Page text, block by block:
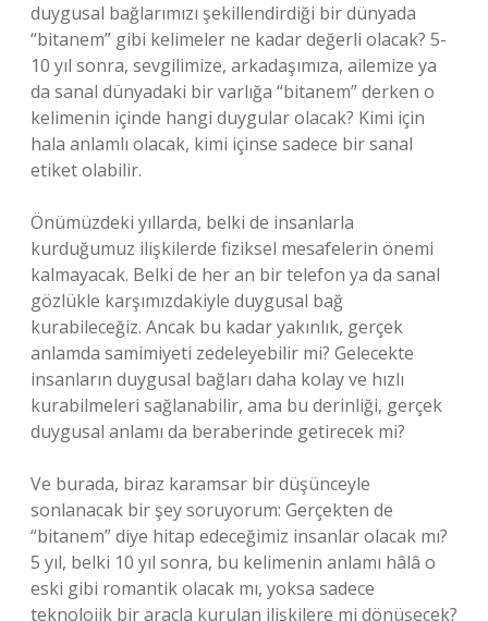
duygusal bağlarımızı şekillendirdiği bir dünyada
“bitanem” gibi kelimeler ne kadar değerli olacak? 5-
10 yıl sonra, sevgilimize, arkadaşımıza, ailemize ya
da sanal dünyadaki bir varlığa “bitanem” derken o
kelimenin içinde hangi duygular olacak? Kimi için
hala anlamlı olacak, kimi içinse sadece bir sanal
etiket olabilir.
Önümüzdeki yıllarda, belki de insanlarla
kurduğumuz ilişkilerde fiziksel mesafelerin önemi
kalmayacak. Belki de her an bir telefon ya da sanal
gözlükle karşımızdakiyle duygusal bağ
kurabileceğiz. Ancak bu kadar yakınlık, gerçek
anlamda samimiyeti zedeleyebilir mi? Gelecekte
insanların duygusal bağları daha kolay ve hızlı
kurabilmeleri sağlanabilir, ama bu derinliği, gerçek
duygusal anlamı da beraberinde getirecek mi?
Ve burada, biraz karamsar bir düşünceyle
sonlanacak bir şey soruyorum: Gerçekten de
“bitanem” diye hitap edeceğimiz insanlar olacak mı?
5 yıl, belki 10 yıl sonra, bu kelimenin anlamı hâlâ o
eski gibi romantik olacak mı, yoksa sadece
teknolojik bir araçla kurulan ilişkilere mi dönüşecek?